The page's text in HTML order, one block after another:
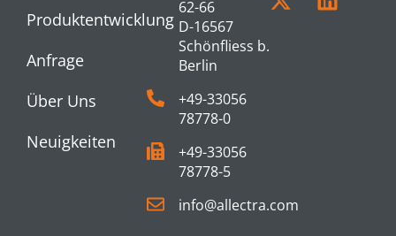
Produktentwicklung
Anfrage
Über Uns
Neuigkeiten
62-66
D-16567
Schönfliess b.
Berlin
+49-33056
78778-0
+49-33056
78778-5
info@allectra.com